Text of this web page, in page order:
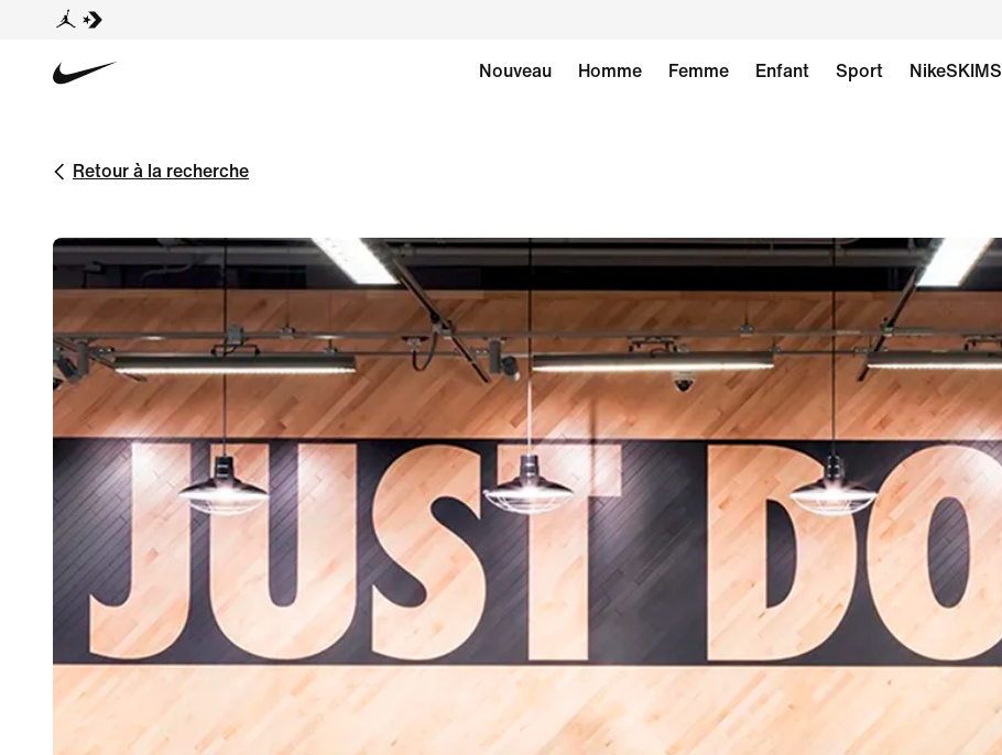
Nouveau Homme Femme Enfant Sport NikeSKIMS
Retour à la recherche